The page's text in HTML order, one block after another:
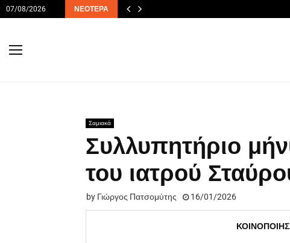
07/08/2026 ΝΕΌΤΕΡΑ
Σαμιακά
Συλλυπητήριο
του ιατρού
by Γιώργος Πατσομύτης 16/01/2026